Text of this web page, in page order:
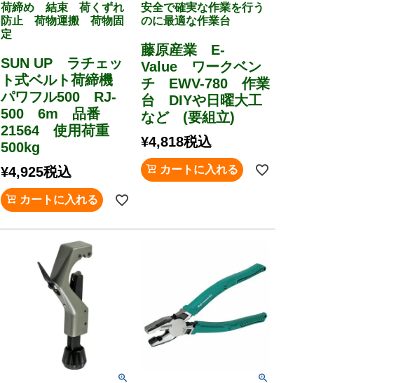
荷締め 結束 荷くずれ
防止 荷物運搬 荷物固
定
SUN UP ラチェッ
ト式ベルト荷締機
パワフル500 RJ-
500 6m 品番
21564 使用荷重
500kg
¥4,925税込
カートに入れる
安全で確実な作業を行う
のに最適な作業台
藤原産業 E-
Value ワークベン
チ EWV-780 作業
台 DIYや日曜大工
など (要組立)
¥4,818税込
カートに入れる